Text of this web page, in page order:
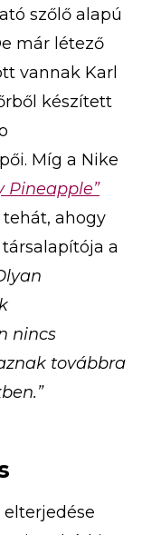
szőlő alapú
már létező
vannak Karl
készített
Míg a Nike
Pineapple”
ahogy
a
nincs
továbbra